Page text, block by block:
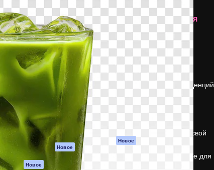
Продукция
Spaces
ИИ-помощник
Генератор
изображений ИИ
Генератор видео
ИИ
Генератор голоса
на основе ИИ
Стоковый контент
MCP для
Claude/ChatGPT
Новое
Агенты Новое
Начать
Academy
Документация по
Пакету ИИ
Служба
поддержки
Условия и
положения
Политика
конфиденциальности
Оригиналы
Новое
Политика файлов
cookie
Компания
О нас
Вакансии
Поиск тенденций
Блог
Продайте свой
Помещение для